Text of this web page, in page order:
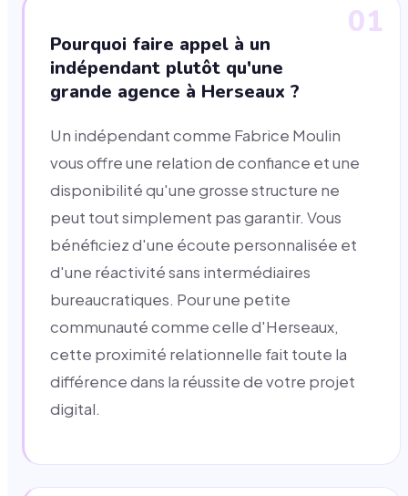
01
Pourquoi faire appel à un
indépendant plutôt qu'une
grande agence à Herseaux ?
Un indépendant comme Fabrice Moulin
vous offre une relation de confiance et une
disponibilité qu'une grosse structure ne
peut tout simplement pas garantir. Vous
bénéficiez d'une écoute personnalisée et
d'une réactivité sans intermédiaires
bureaucratiques. Pour une petite
communauté comme celle d'Herseaux,
cette proximité relationnelle fait toute la
différence dans la réussite de votre projet
digital.